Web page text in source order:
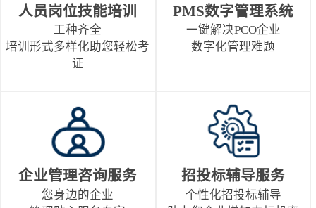
人员岗位技能培训
工种齐全
培训形式多样化助您轻松考
证
PMS数字管理系统
一键解决PCO企业
数字化管理难题
企业管理咨询服务
您身边的企业
招投标辅导服务
个性化招投标辅导